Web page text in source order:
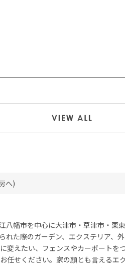
へ)
幡市を中心に大津市・草津市・
た際のガーデン、エクステリア、
えたい、フェンスやカーポート
任せください。家の顔とも言える